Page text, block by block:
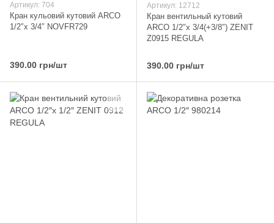
Артикул: 704
Кран кульовий кутовий ARCO
1/2″х 3/4″ NOVFR729
390.00 грн/шт
Артикул: 12712
Кран вентильный кутовий
ARCO 1/2″х 3/4(+3/8″) ZENIT
Z0915 REGULA
390.00 грн/шт